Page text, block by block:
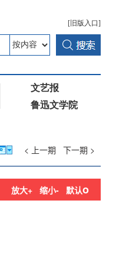
< 上一期 下一期 >
放大+ 缩小- 默认o